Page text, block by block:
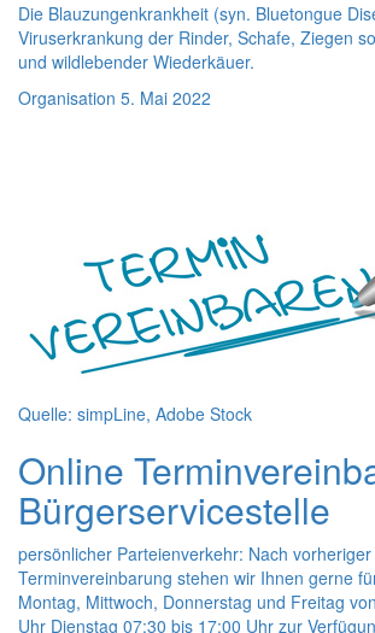
Die Blauzungenkrankheit (syn. Bluetongue
Viruserkrankung der Rinder, Schafe, Ziegen
und wildlebender Wiederkäuer.
Organisation 5. Mai 2022
Quelle: simpLine, Adobe Stock
Online
Bürgerservicestelle
persönlicher Parteienverkehr: Nach vorheriger
Terminvereinbarung stehen wir Ihnen gerne
Montag, Mittwoch, Donnerstag und Freitag
Uhr Dienstag 07:30 bis 17:00 Uhr zur